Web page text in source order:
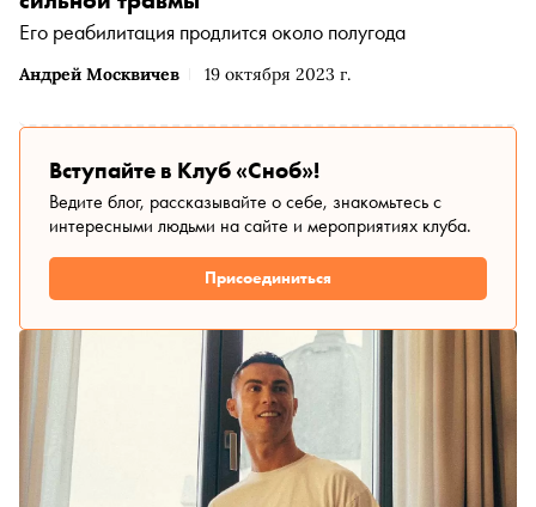
Андрей Москвичев 19 октября 2023 г.
Его реабилитация продлится около полугода
Вступайте в Клуб «Сноб»!
Ведите блог, рассказывайте о себе, знакомьтесь с
интересными людьми на сайте и мероприятиях клуба.
Присоединиться